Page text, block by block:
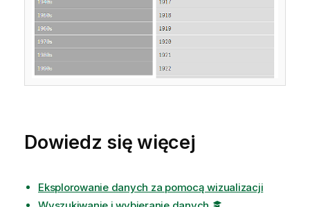
Dowiedz się więcej
Eksplorowanie danych za pomocą wizualizacji